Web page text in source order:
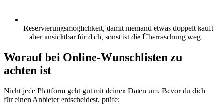
Reservierungsmöglichkeit, damit niemand etwas doppelt kauft
– aber unsichtbar für dich, sonst ist die Überraschung weg.
Worauf bei Online-Wunschlisten zu
achten ist
Nicht jede Plattform geht gut mit deinen Daten um. Bevor du dich
für einen Anbieter entscheidest, prüfe: